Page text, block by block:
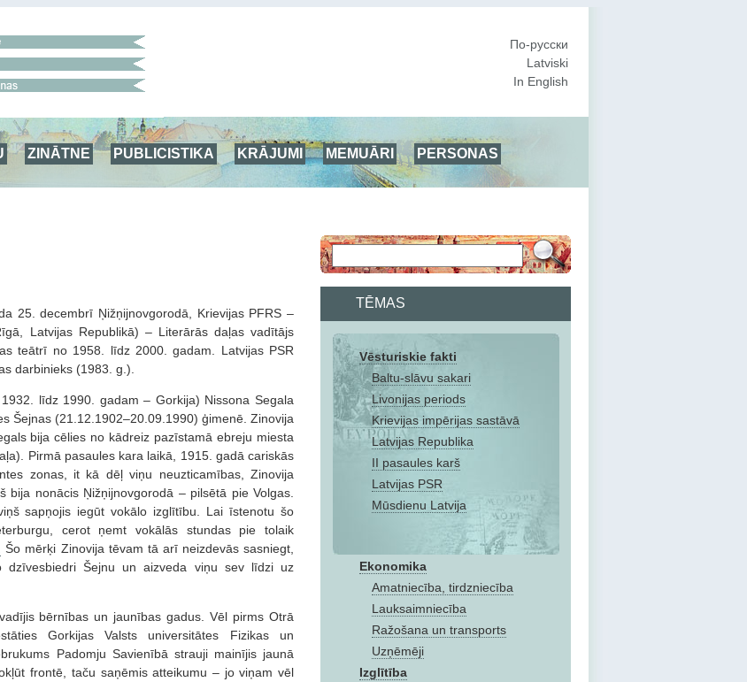
По-русски
Latviski
In English
ZINĀTNE PUBLICISTIKA KRĀJUMI MEMUĀRI
PERSONAS
TĒMAS
Vēsturiskie fakti
Baltu-slāvu sakari
Livonijas periods
Krievijas impērijas sastāvā
Latvijas Republika
II pasaules karš
Latvijas PSR
Mūsdienu Latvija
Ekonomika
Amatniecība, tirdzniecība
Lauksaimniecība
Ražošana un transports
Uzņēmēji
Izglītība
25. decembrī Ņižņijnovgorodā, Krievijas PFRS –
Latvijas Republikā) – Literārās daļas vadītājs
teātrī no 1958. līdz 2000. gadam. Latvijas PSR
darbinieks (1983. g.).
līdz 1990. gadam – Gorkija) Nissona Segala
Šejnas (21.12.1902–20.09.1990) ģimenē. Zinovija
bija cēlies no kādreiz pazīstamā ebreju miesta
Pirmā pasaules kara laikā, 1915. gadā cariskās
zonas, it kā dēļ viņu neuzticamības, Zinovija
nonācis Ņižņijnovgorodā – pilsētā pie Volgas.
sapņojis iegūt vokālo izglītību. Lai īstenotu šo
cerot ņemt vokālās stundas pie tolaik
Šo mērķi Zinovija tēvam tā arī neizdevās sasniegt,
dzīvesbiedri Šejnu un aizveda viņu sev līdzi uz
bērnības un jaunības gadus. Vēl pirms Otrā
Gorkijas Valsts universitātes Fizikas un
Padomju Savienībā strauji mainījis jaunā
frontē, taču saņēmis atteikumu – jo viņam vēl